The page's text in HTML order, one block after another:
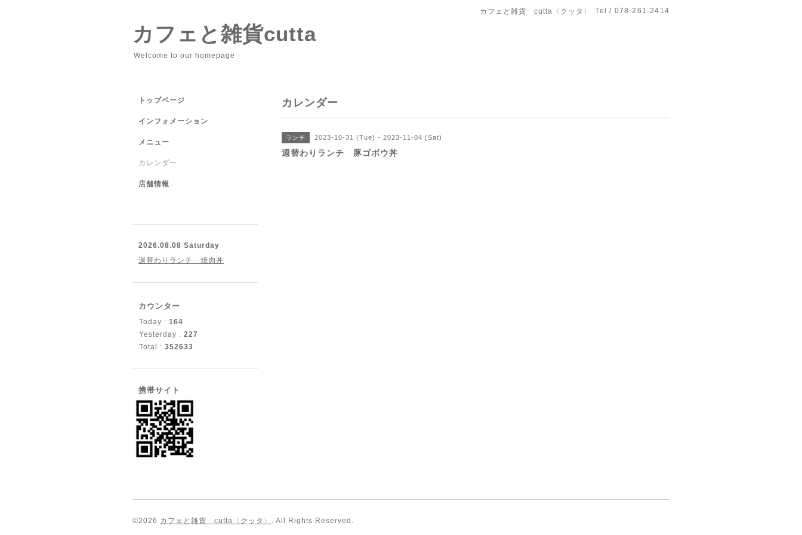
カフェと雑貨 cutta〈クッタ〉 Tel / 078-261-2414
カフェと雑貨cutta
Welcome to our homepage
カレンダー
ランチ 2023-10-31 (Tue) - 2023-11-04 (Sat)
週替わりランチ 豚ゴボウ丼
トップページ
インフォメーション
メニュー
カレンダー
店舗情報
2026.08.08 Saturday
週替わりランチ 焼肉丼
カウンター
Today : 164
Yesterday : 227
Total : 352633
携帯サイト
©2026 カフェと雑貨 cutta〈クッタ〉 . All Rights Reserved.